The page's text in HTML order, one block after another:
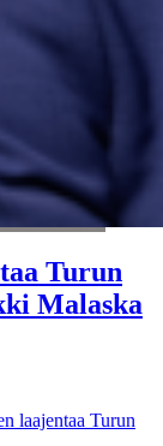
Turun
Malaska
laajentaa Turun